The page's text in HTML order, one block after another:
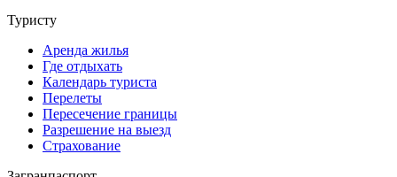
Туристу
Аренда жилья
Где отдыхать
Календарь туриста
Перелеты
Пересечение границы
Разрешение на выезд
Страхование